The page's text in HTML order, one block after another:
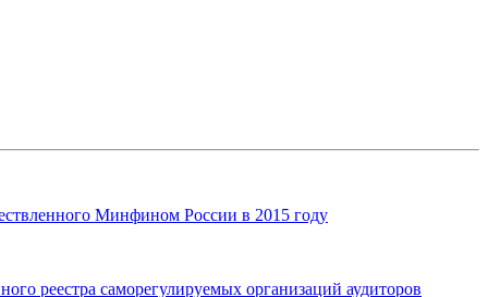
Минфином России в 2015 году
реестра саморегулируемых организаций аудиторов